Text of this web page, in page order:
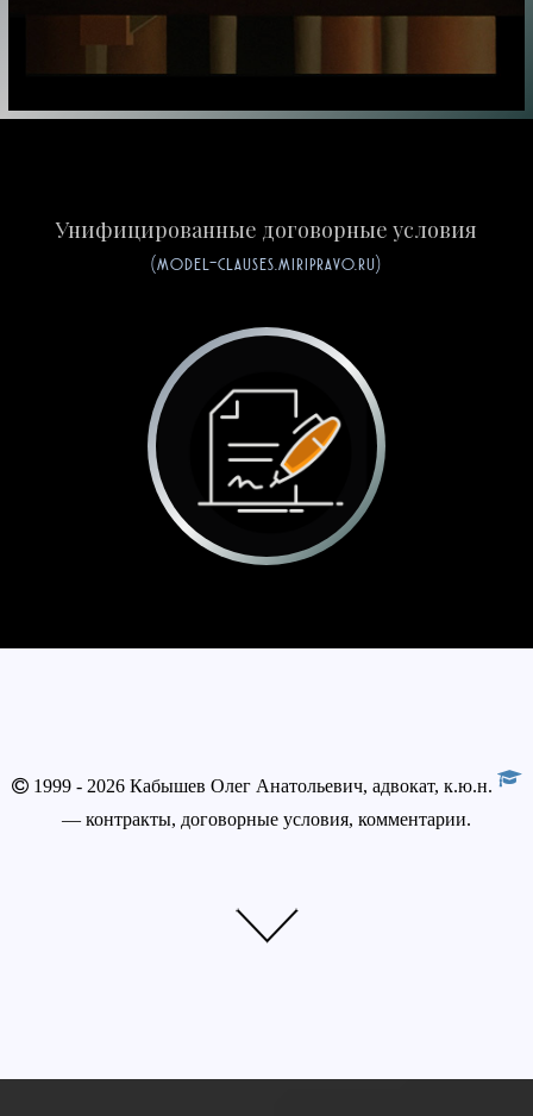
Унифицированные договорные условия
(model-clauses.miripravo.ru)
1999 - 2026 Кабышев Олег Анатольевич, адвокат, к.ю.н.
— контракты, договорные условия, комментарии.